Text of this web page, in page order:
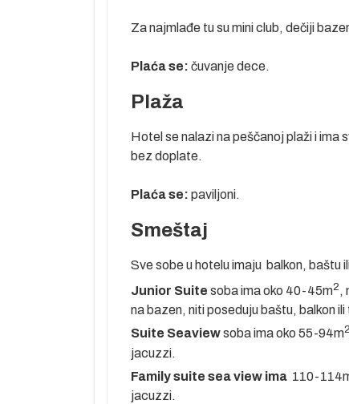
Za najmlađe tu su mini club, dečiji
Plaća se: čuvanje dece.
Plaža
Hotel se nalazi na peščanoj plaži i ima
bez doplate.
Plaća se: paviljoni.
Smeštaj
Sve sobe u hotelu imaju balkon, baštu
Junior Suite soba ima oko 40-45m2 ,
na bazen, niti poseduju baštu, balkon ili
Suite Seaviewsoba ima oko 55-94m2
jacuzzi.
Family suite sea view ima 110-
jacuzzi.